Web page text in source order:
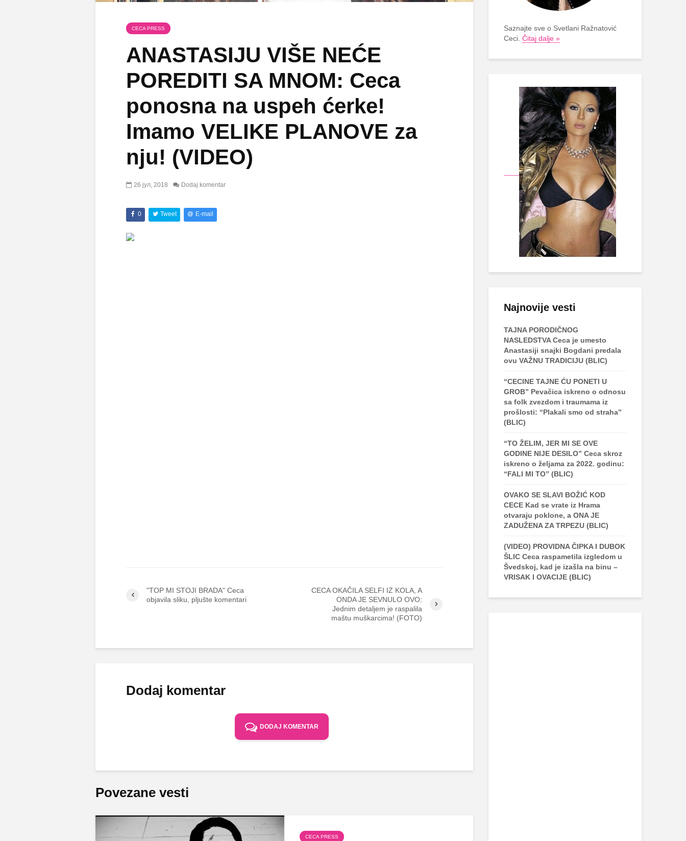
CECA PRESS
ANASTASIJU VIŠE NEĆE
POREDITI SA MNOM: Ceca
ponosna na uspeh ćerke!
Imamo VELIKE PLANOVE za
nju! (VIDEO)
26 јул, 2018 Dodaj komentar
0 Tweet E-mail
"TOP MI STOJI BRADA" Ceca
objavila sliku, pljušte komentari
CECA OKAČILA SELFI IZ KOLA, A
ONDA JE SEVNULO OVO:
Jednim detaljem je raspalila
maštu muškarcima! (FOTO)
Dodaj komentar
DODAJ KOMENTAR
Povezane vesti
CECA PRESS
Saznajte sve o Svetlani Ražnatović
Ceci. Čitaj dalje »
Najnovije vesti
TAJNA PORODIČNOG
NASLEDSTVA Ceca je umesto
Anastasiji snajki Bogdani predala
ovu VAŽNU TRADICIJU (BLIC)
“CECINE TAJNE ĆU PONETI U
GROB” Pevačica iskreno o odnosu
sa folk zvezdom i traumama iz
prošlosti: “Plakali smo od straha”
(BLIC)
“TO ŽELIM, JER MI SE OVE
GODINE NIJE DESILO” Ceca skroz
iskreno o željama za 2022. godinu:
“FALI MI TO” (BLIC)
OVAKO SE SLAVI BOŽIĆ KOD
CECE Kad se vrate iz Hrama
otvaraju poklone, a ONA JE
ZADUŽENA ZA TRPEZU (BLIC)
(VIDEO) PROVIDNA ČIPKA I DUBOK
ŠLIC Ceca raspametila izgledom u
Švedskoj, kad je izašla na binu –
VRISAK I OVACIJE (BLIC)